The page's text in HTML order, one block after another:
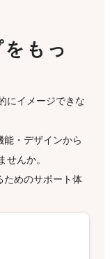
もっ
にイメージできな
能・デザインから
せんか。
ためのサポート体